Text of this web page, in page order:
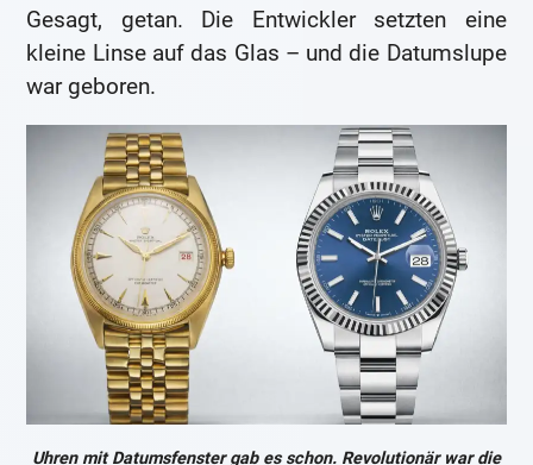
Gesagt, getan. Die Entwickler setzten eine
kleine Linse auf das Glas – und die Datumslupe
war geboren.
Uhren mit Datumsfenster gab es schon. Revolutionär war die